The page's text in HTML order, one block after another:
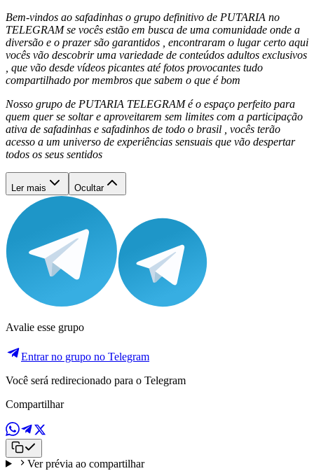
Bem-vindos ao safadinhas o grupo definitivo de PUTARIA no
TELEGRAM se vocês estão em busca de uma comunidade onde a
diversão e o prazer são garantidos , encontraram o lugar certo aqui
vocês vão descobrir uma variedade de conteúdos adultos exclusivos
, que vão desde vídeos picantes até fotos provocantes tudo
compartilhado por membros que sabem o que é bom
Nosso grupo de PUTARIA TELEGRAM é o espaço perfeito para
quem quer se soltar e aproveitarem sem limites com a participação
ativa de safadinhas e safadinhos de todo o brasil , vocês terão
acesso a um universo de experiências sensuais que vão despertar
todos os seus sentidos
Ler mais Ocultar
Avalie esse grupo
Entrar no grupo no Telegram
Você será redirecionado para o Telegram
Compartilhar
Ver prévia ao compartilhar